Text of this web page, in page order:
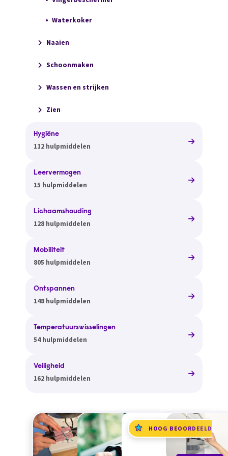
Waterkoker
Naaien
Schoonmaken
Wassen en strijken
Zien
Hygiëne
112 hulpmiddelen
Leervermogen
15 hulpmiddelen
Lichaamshouding
128 hulpmiddelen
Mobiliteit
805 hulpmiddelen
Ontspannen
148 hulpmiddelen
Temperatuurswisselingen
54 hulpmiddelen
Veiligheid
162 hulpmiddelen
HOOG BEOORDEELD